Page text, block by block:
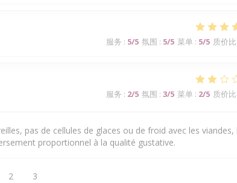
服务 : 5/5 氛围 : 5/5 菜单 : 5/5 质价比
服务 : 2/5 氛围 : 3/5 菜单 : 2/5 质价比
pas de cellules de glaces ou de froid avec les viandes,
proportionnel à la qualité gustative.
2 3